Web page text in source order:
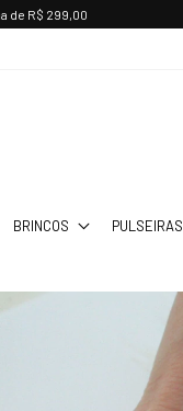
de R$ 299,00
BRINCOS PULSEIRAS